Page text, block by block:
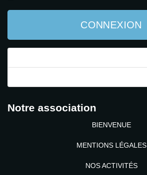
CONNEXION
Notre association
BIENVENUE
MENTIONS LÉGALES
NOS ACTIVITÉS